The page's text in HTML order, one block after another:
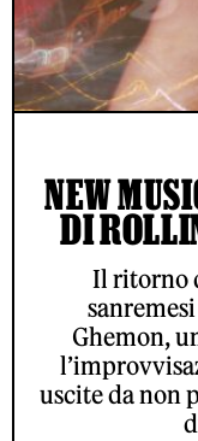
NEW
DI
Il ritorno
Ghemon,
uscite da non